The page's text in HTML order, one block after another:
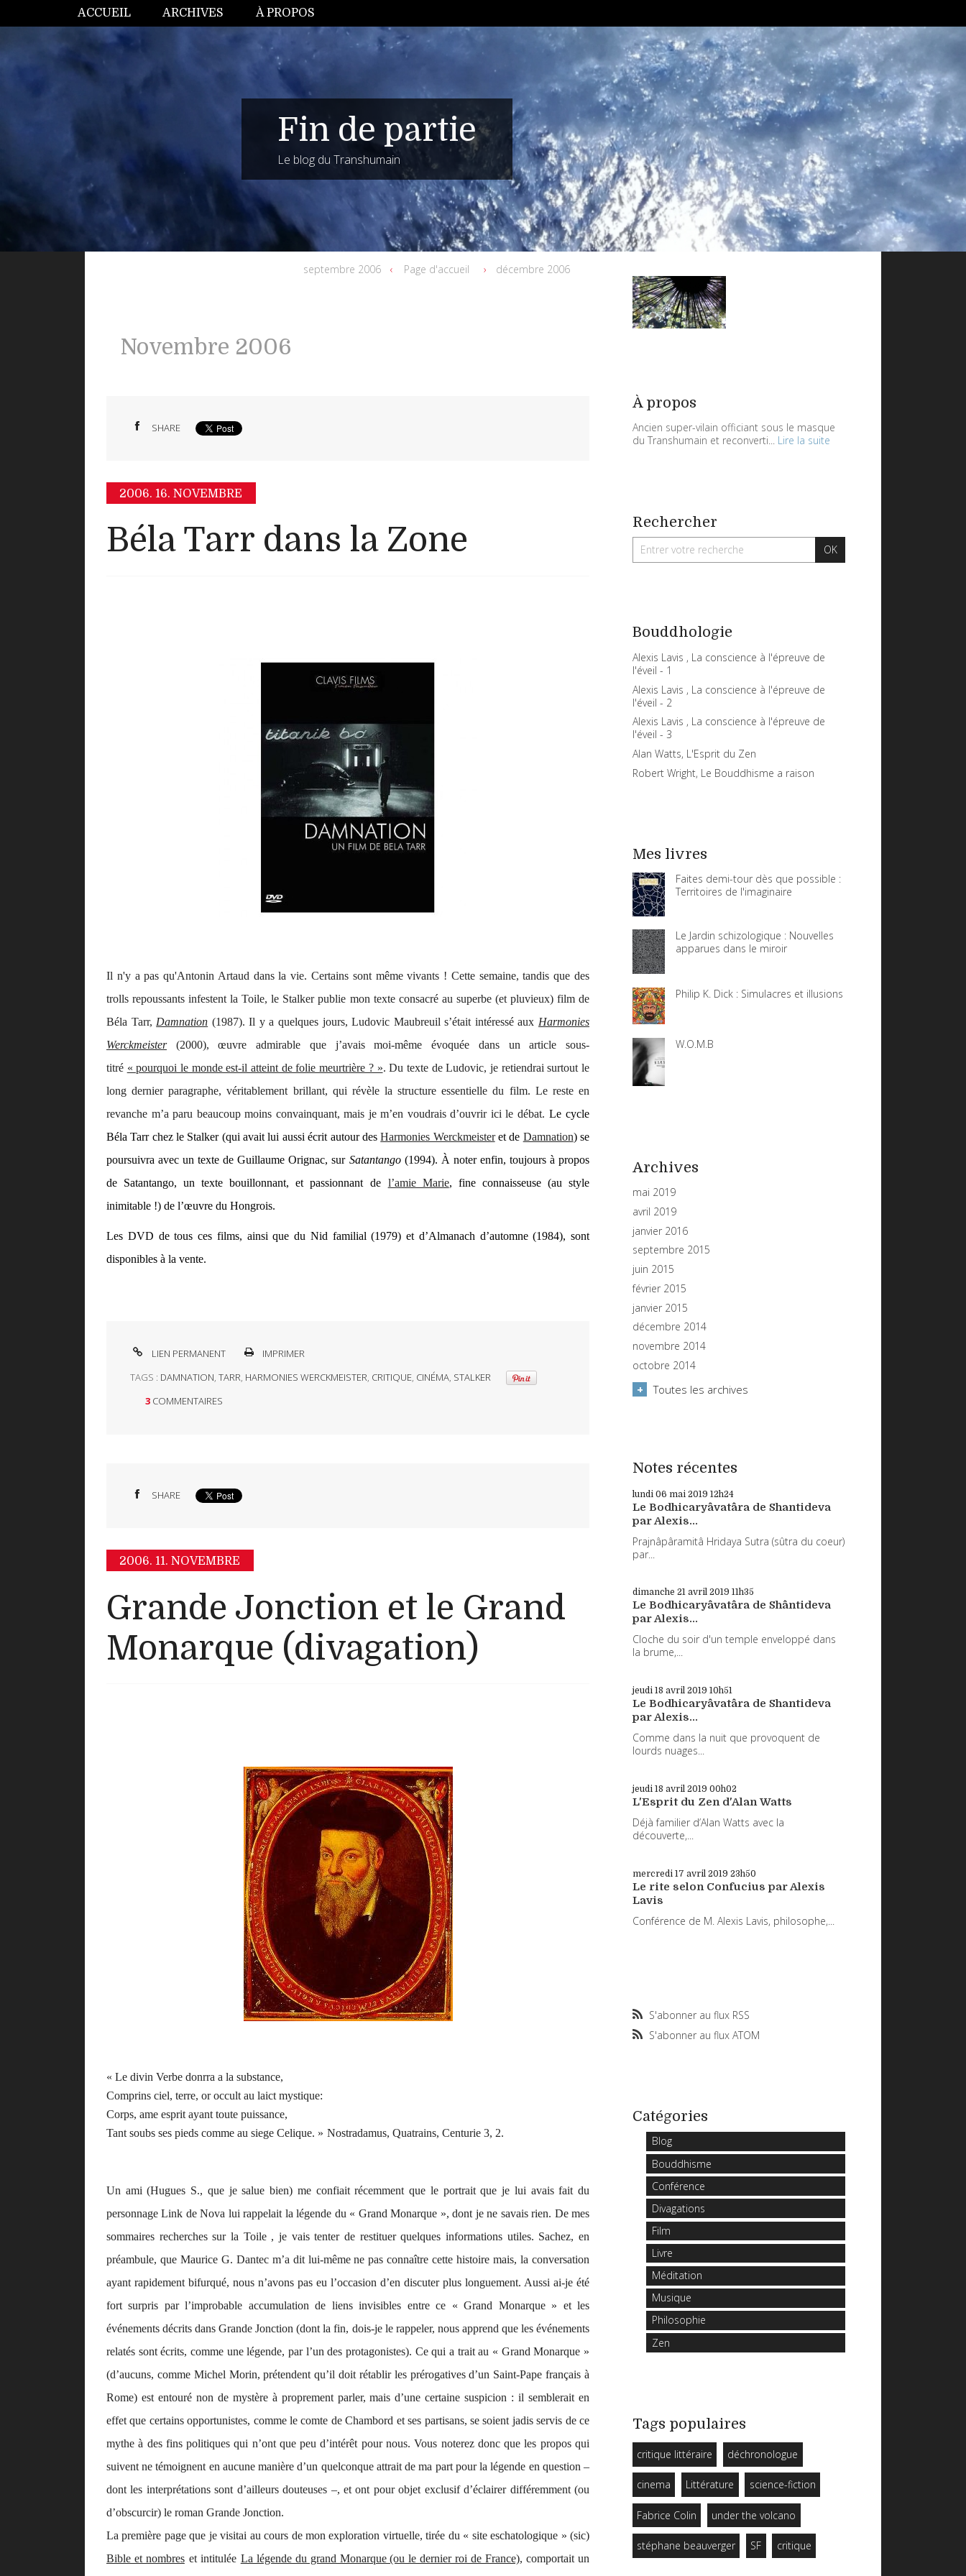
ACCUEIL ARCHIVES À PROPOS
Fin de partie
Le blog du Transhumain
septembre 2006 Page d'accueil décembre 2006
Novembre 2006
SHARE
2006. 16. NOVEMBRE
Béla Tarr dans la Zone
Il n'y a pas qu'Antonin Artaud dans la vie. Certains sont même vivants ! Cette semaine, tandis que des
trolls repoussants infestent la Toile, le Stalker publie mon texte consacré au superbe (et pluvieux) film de
Béla Tarr, Damnation (1987). Il y a quelques jours, Ludovic Maubreuil s’était intéressé aux Harmonies
Werckmeister
(2000), œuvre admirable que j’avais moi-même évoquée dans un article sous-
titré « pourquoi le monde est-il atteint de folie meurtrière ? ». Du texte de Ludovic, je retiendrai surtout le
long dernier paragraphe, véritablement brillant, qui révèle la structure essentielle du film. Le reste en
revanche m’a paru beaucoup moins convainquant, mais je m’en voudrais d’ouvrir ici le débat. Le cycle
Béla Tarr chez le Stalker (qui avait lui aussi écrit autour desHarmonies Werckmeisteret de Damnation) se
poursuivra avec un texte de Guillaume Orignac, sur Satantango(1994). À noter enfin, toujours à propos
de Satantango, un texte bouillonnant, et passionnant de l’amie Marie, fine connaisseuse (au style
inimitable !) de l’œuvre du Hongrois.
Les DVD de tous ces films, ainsi que du Nid familial (1979) et d’Almanach d’automne(1984), sont
disponibles à la vente.
LIEN PERMANENT
IMPRIMER
TAGS : DAMNATION, TARR, HARMONIES WERCKMEISTER, CRITIQUE, CINÉMA, STALKER
3 COMMENTAIRES
SHARE
2006. 11. NOVEMBRE
Grande Jonction et le Grand
Monarque (divagation)
« Le divin Verbe donrra a la substance,
Comprins ciel, terre, or occult au laict mystique:
Corps, ame esprit ayant toute puissance,
Tant soubs ses pieds comme au siege Celique. » Nostradamus, Quatrains, Centurie 3, 2.
Un ami (Hugues S., que je salue bien) me confiait récemment que le portrait que je lui avais fait du
personnage Link de Nova lui rappelait la légende du « Grand Monarque », dont je ne savais rien. De mes
sommaires recherches sur la Toile , je vais tenter de restituer quelques informations utiles. Sachez, en
préambule, que Maurice G. Dantec m’a dit lui-même ne pas connaître cette histoire mais, la conversation
ayant rapidement bifurqué, nous n’avons pas eu l’occasion d’en discuter plus longuement. Aussi ai-je été
fort surpris par l’improbable accumulation de liens invisibles entre ce « Grand Monarque » et les
événements décrits dansGrande Jonction (dont la fin, dois-je le rappeler, nous apprend que les événements
relatés sont écrits, comme unelégende, par l’un des protagonistes). Ce qui a trait au « Grand Monarque »
(d’aucuns, comme Michel Morin, prétendent qu’il doit rétablir les prérogatives d’un Saint-Pape français à
Rome) est entouré non de mystère à proprement parler, mais d’une certaine suspicion : il semblerait en
effet que certains opportunistes, comme le comte de Chambord et ses partisans, se soient jadis servis de ce
mythe à des fins politiques qui n’ont que peu d’intérêt pour nous. Vous noterez donc que les propos qui
suivent ne témoignent en aucune manière d’un quelconque attrait de ma part pour la légende en question –
dont les interprétations sont d’ailleurs douteuses –, et ont pour objet exclusif d’éclairer différemment (ou
d’obscurcir) le roman Grande Jonction.
La première page que je visitai au cours de mon exploration virtuelle, tirée du « site eschatologique » (sic)
Bible et nombres et intitulée La légende du grand Monarque (ou le dernier roi de France), comportait un
À propos
Ancien super-vilain officiant sous le masque
du Transhumain et reconverti... Lire la suite
Rechercher
Bouddhologie
Alexis Lavis , La conscience à l'épreuve de
l'éveil - 1
Alexis Lavis , La conscience à l'épreuve de
l'éveil - 2
Alexis Lavis , La conscience à l'épreuve de
l'éveil - 3
Alan Watts, L'Esprit du Zen
Robert Wright, Le Bouddhisme a raison
Mes livres
Faites demi-tour dès que possible :
Territoires de l'imaginaire
Le Jardin schizologique : Nouvelles
apparues dans le miroir
Philip K. Dick : Simulacres et illusions
W.O.M.B
Archives
mai 2019
avril 2019
janvier 2016
septembre 2015
juin 2015
février 2015
janvier 2015
décembre 2014
novembre 2014
octobre 2014
Toutes les archives
Notes récentes
lundi 06 mai 2019 12h24
Le Bodhicaryâvatâra de Shantideva
par Alexis...
Prajnâpâramitâ Hridaya Sutra (sûtra du coeur)
par...
dimanche 21 avril 2019 11h35
Le Bodhicaryâvatâra de Shântideva
par Alexis...
Cloche du soir d'un temple enveloppé dans
la brume,...
jeudi 18 avril 2019 10h51
Le Bodhicaryâvatâra de Shantideva
par Alexis...
Comme dans la nuit que provoquent de
lourds nuages...
jeudi 18 avril 2019 00h02
L'Esprit du Zen d'Alan Watts
Déjà familier d’Alan Watts avec la
découverte,...
mercredi 17 avril 2019 23h50
Le rite selon Confucius par Alexis
Lavis
Conférence de M. Alexis Lavis, philosophe,...
S'abonner au flux RSS
S'abonner au flux ATOM
Catégories
Blog
Bouddhisme
Conférence
Divagations
Film
Livre
Méditation
Musique
Philosophie
Zen
Tags populaires
critique littéraire déchronologue
cinema Littérature science-fiction
Fabrice Colin under the volcano
stéphane beauverger SF critique